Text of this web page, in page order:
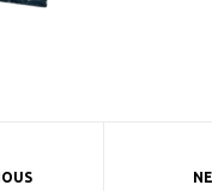
ANTONIO